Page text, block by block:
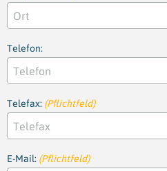
Telefon:
Telefax: (Pflichtfeld)
E-Mail: (Pflichtfeld)